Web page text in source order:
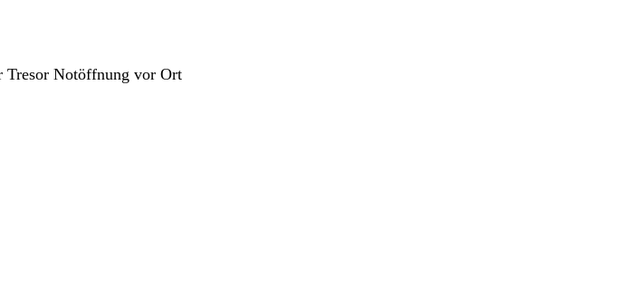
Tresor Notöffnung vor Ort